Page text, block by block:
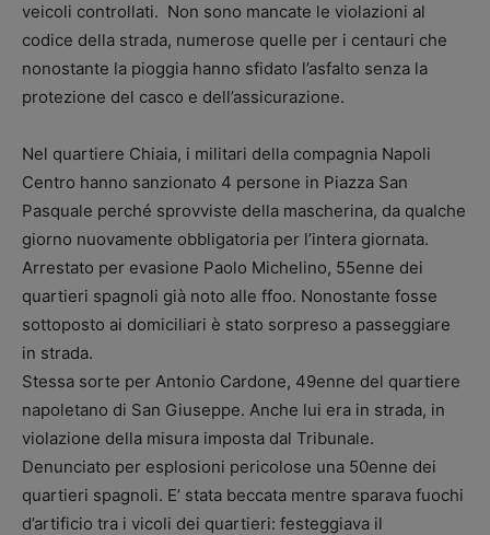
veicoli controllati. Non sono mancate le violazioni al
codice della strada, numerose quelle per i centauri che
nonostante la pioggia hanno sfidato l’asfalto senza la
protezione del casco e dell’assicurazione.
Nel quartiere Chiaia, i militari della compagnia Napoli
Centro hanno sanzionato 4 persone in Piazza San
Pasquale perché sprovviste della mascherina, da qualche
giorno nuovamente obbligatoria per l’intera giornata.
Arrestato per evasione Paolo Michelino, 55enne dei
quartieri spagnoli già noto alle ffoo. Nonostante fosse
sottoposto ai domiciliari è stato sorpreso a passeggiare
in strada.
Stessa sorte per Antonio Cardone, 49enne del quartiere
napoletano di San Giuseppe. Anche lui era in strada, in
violazione della misura imposta dal Tribunale.
Denunciato per esplosioni pericolose una 50enne dei
quartieri spagnoli. E’ stata beccata mentre sparava fuochi
d’artificio tra i vicoli dei quartieri: festeggiava il